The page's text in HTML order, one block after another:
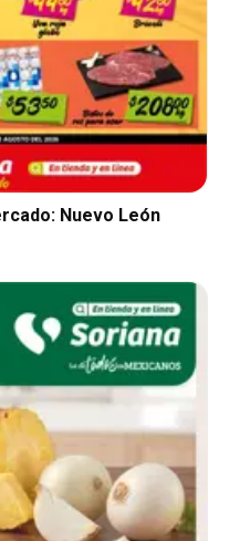
Nuevo León